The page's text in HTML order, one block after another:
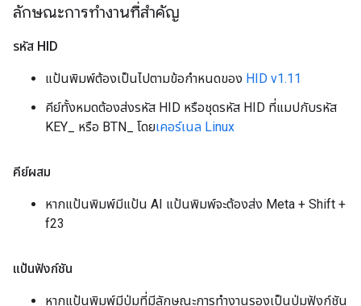
ลักษณะการทำงานที่สำคัญ
รหัส HID
แป้นพิมพ์ต้องเป็นไปตามข้อกำหนดของ HID v1.11
คีย์ทั้งหมดต้องส่งรหัส HID หรือชุดรหัส HID ที่แมปกับรหัส
KEY_ หรือ BTN_ โดยเคอร์เนล Linux
คีย์ผสม
หากแป้นพิมพ์มีแป้น AI แป้นพิมพ์จะต้องส่ง Meta + Shift +
f23
แป้นฟังก์ชัน
หากแป้นพิมพ์มีปุ่มที่มีลักษณะการทำงานรองเป็นปุ่มฟังก์ชัน